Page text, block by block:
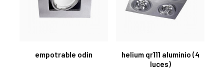
empotrable odin
helium qr111 aluminio (4
luces)